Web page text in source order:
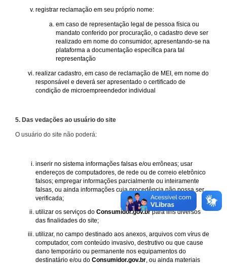
registrar reclamação em seu próprio nome:
em caso de representação legal de pessoa física ou
mandato conferido por procuração, o cadastro deve ser
realizado em nome do consumidor, apresentando-se na
plataforma a documentação específica para tal
representação
realizar cadastro, em caso de reclamação de MEI, em nome do
responsável e deverá ser apresentado o certificado de
condição de microempreendedor individual
5. Das vedações ao usuário do site
O usuário do site não poderá:
inserir no sistema informações falsas e/ou errôneas; usar
endereços de computadores, de rede ou de correio eletrônico
falsos; empregar informações parcialmente ou inteiramente
falsas, ou ainda informações cuja procedência não possa ser
verificada;
utilizar os serviços do Consumidor.gov.brpara fins diversos
das finalidades do site;
utilizar, no campo destinado aos anexos, arquivos com vírus de
computador, com conteúdo invasivo, destrutivo ou que cause
dano temporário ou permanente nos equipamentos do
destinatário e/ou do Consumidor.gov.br , ou ainda materiais